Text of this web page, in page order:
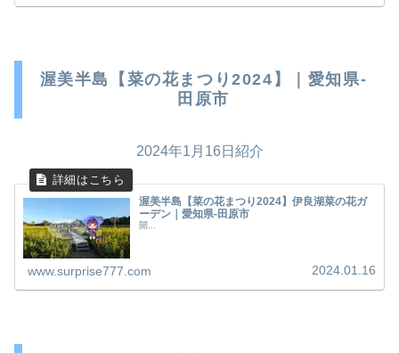
渥美半島【菜の花まつり2024】｜愛知県-
田原市
2024年1月16日紹介
渥美半島【菜の花まつり2024】伊良湖菜の花ガ
ーデン｜愛知県-田原市
開...
www.surprise777.com 2024.01.16